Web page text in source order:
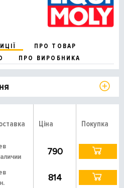
ПРО ТОВАР
ПРО ВИРОБНИКА
Ціна Покупка
790
814